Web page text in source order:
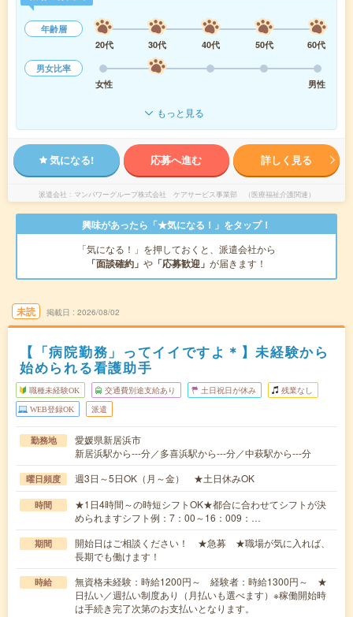
年齢層
20代
30代 40代 50代
60代
男女比率
女性
男性
もっと見る
気になる! 応募へ進む 詳しく見る
派遣会社 マンパワーグループ株式会社 ケアサービス事業部 （医療福祉介護関連）
興味があったら「★気になる！」をタップ！
「気になる！」を押しておくと、派遣会社から
「面談確約」 や 「応募歓迎」 が届きます！
未読 掲載日 2026/08/02
【「病院勤務」ってイイですよ＊】未経験から
始められる看護助手
職種未経験OK 交通費別途支給あり 土日祝日が休み 残業なし
WEB登録OK 派遣
勤務地
愛媛県新居浜市
新居浜駅から---分／多喜浜駅から---分／中萩駅から---分
曜日頻度 週3日～5日OK（月～金） ★土日休みOK
時間
★1日4時間～の時短シフトOK★都合に合わせてシフトが決
められますシフト例：7：00～16：009：…
期間
開始日はご相談ください！ ★急募 ★職場が気に入れば、
長期でも働けます！
時給
無資格未経験：時給1200円～ 経験者：時給1300円～ ★
日払い／週払い制度あり（月払いも選べます）※稼働開始時
は手続き完了次第のお支払いとなります。